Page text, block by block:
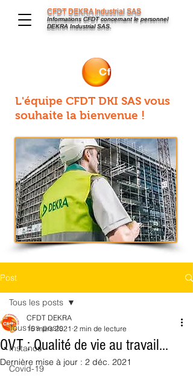
CFDT DEKRA Industrial SAS
Informations CFDT concernant le personnel
DEKRA Industrial SAS.
L'équipe CFDT DKI SAS vous
souhaite la bienvenue !
Post
Tous les posts
Instance
Covid-19
Tous les posts
QVT : Qualité de vie au travail...
CFDT DEKRA
15 mars 2021 2 min de lecture
Dernière mise à jour : 2 déc. 2021